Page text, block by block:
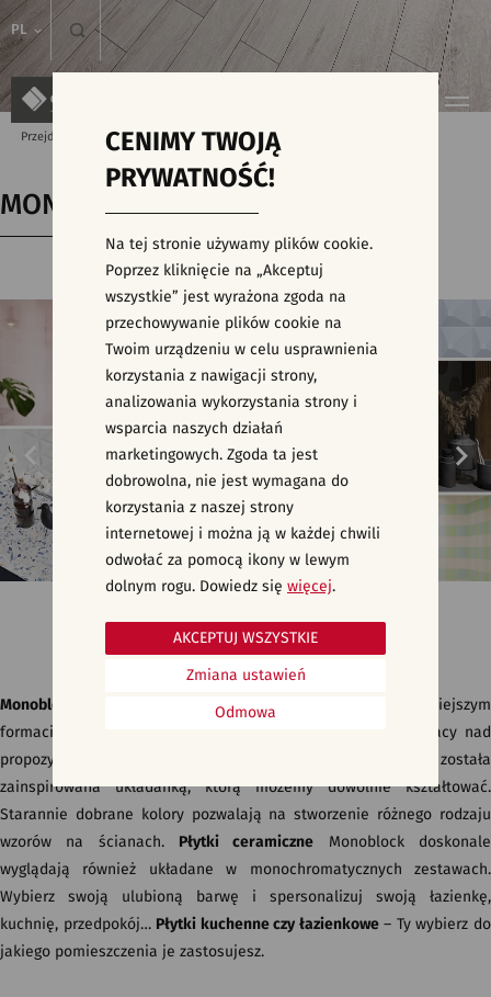
PL
Przejdź do strony głównej Kolekcje MONOBLOCK
MONOBLOCK
Płytki do kuchni, łazienki na ścianę - MONOBLOCK
Monoblock
to nowoczesne wzornictwo oddane na mniejszym
formacie
. Projekt powstał jako efekt pracy nad
propozycją dla najbardziej wymagających klientów. Kolekcja została
zainspirowana układanką, którą możemy dowolnie kształtować.
Starannie dobrane kolory pozwalają na stworzenie różnego rodzaju
wzorów na ścianach.
Płytki ceramiczne Monoblock doskonale
wyglądają również układane w monochromatycznych zestawach.
Wybierz swoją ulubioną barwę i spersonalizuj swoją łazienkę,
kuchnię, przedpokój… Płytki kuchenne czy łazienkowe– Ty wybierz do
jakiego pomieszczenia je zastosujesz.
CENIMY TWOJĄ
PRYWATNOŚĆ!
Na tej stronie używamy plików cookie.
Poprzez kliknięcie na „Akceptuj
wszystkie” jest wyrażona zgoda na
przechowywanie plików cookie na
Twoim urządzeniu w celu usprawnienia
korzystania z nawigacji strony,
analizowania wykorzystania strony i
wsparcia naszych działań
marketingowych. Zgoda ta jest
dobrowolna, nie jest wymagana do
korzystania z naszej strony
internetowej i można ją w każdej chwili
odwołać za pomocą ikony w lewym
dolnym rogu. Dowiedz się więcej.
Odmowa
Zmiana ustawień
AKCEPTUJ WSZYSTKIE